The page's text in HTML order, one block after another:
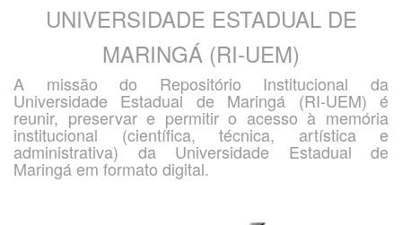
UNIVERSIDADE ESTADUAL DE
MARINGÁ (RI-UEM)
A missão do Repositório Institucional da
Universidade Estadual de Maringá (RI-UEM) é
reunir, preservar e permitir o acesso à memória
institucional (científica, técnica, artística e
administrativa) da Universidade Estadual de
Maringá em formato digital.